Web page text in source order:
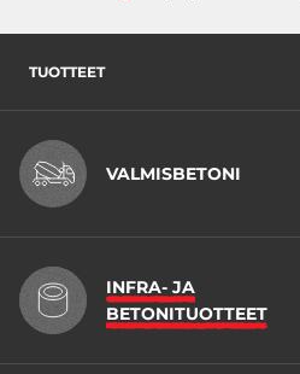
TUOTTEET
VALMISBETONI
LATTIABETONIT
INFRABETONI
JUOTOSBETONIT
VÄHÄHIILISET BETONIT
INFRA- JA
BETONITUOTTEET